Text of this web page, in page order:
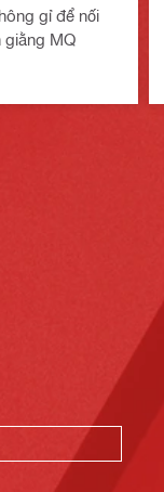
gỉ để nối
giằng MQ